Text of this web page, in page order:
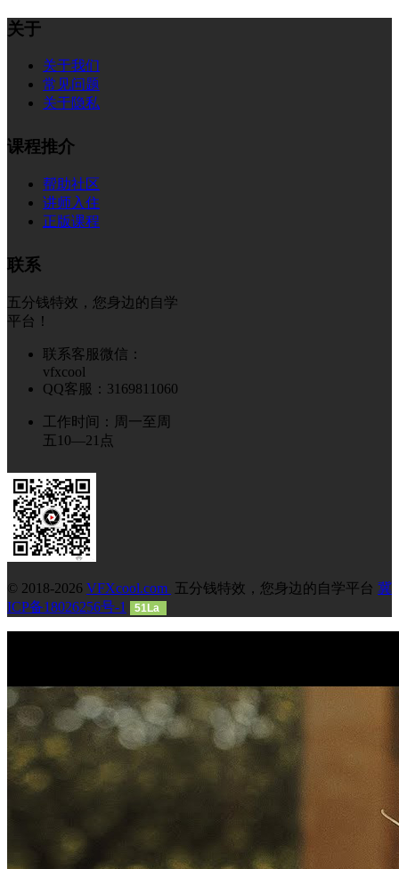
关于
关于我们
常见问题
关于隐私
课程推介
帮助社区
讲师入住
正版课程
联系
五分钱特效，您身边的自学
平台！
联系客服微信：
vfxcool
QQ客服：3169811060
工作时间：周一至周
五10—21点
© 2018-2026 VFXcool.com 五分钱特效，您身边的自学平台 冀
ICP备18026256号-1
51La